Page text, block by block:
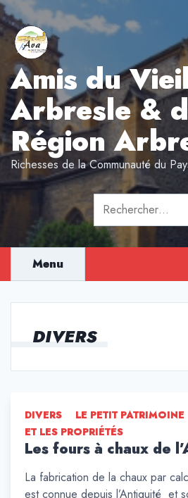
Aller
au
contenu
Amis du
Arbresle &
Région
Richesses de la Communauté du
Rechercher :
Menu
DIVERS
DIVERS LE PETIT PATRIMOINE
ET LES PROPRIÉTÉS
Les fours à chaux de
La fabrication de la chaux par
est connue depuis l’Antiquité et